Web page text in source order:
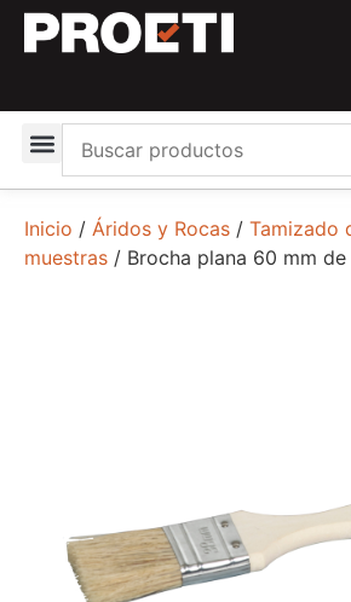
Inicio / Áridos y Rocas / Tamizado
muestras / Brocha plana 60 mm